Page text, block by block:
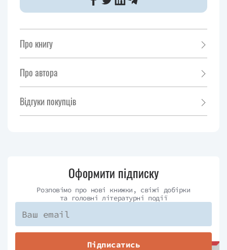
Про книгу
Про автора
Відгуки покупців
Оформити підписку
Розповімо про нові книжки, свіжі добірки
та головні літературні події
Підписатись